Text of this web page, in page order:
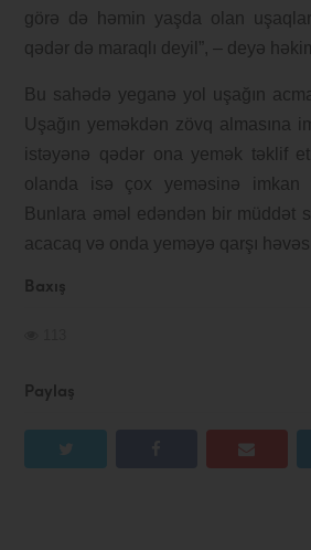
Baxış
Paylaş
görə də həmin yaşda olan
qədər də maraqlı deyil”, – deyə
Bu sahədə yeganə yol uşağın
Uşağın yeməkdən zövq almasına
istəyənə qədər ona yemək təklif
olanda isə çox yeməsinə imkan
Bunlara əməl edəndən bir müddət
acacaq və onda yeməyə qarşı